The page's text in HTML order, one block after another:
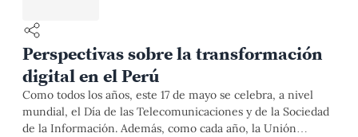
Perspectivas sobre la transformación
digital en el Perú
Como todos los años, este 17 de mayo se celebra, a nivel
mundial, el Día de las Telecomunicaciones y de la Sociedad
de la Información. Además, como cada año, la Unión